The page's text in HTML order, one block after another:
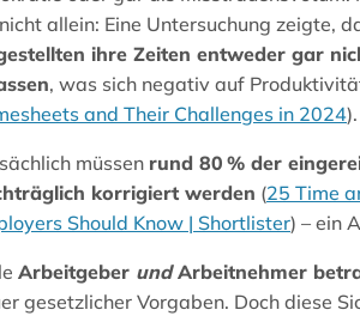
allein: Eine Untersuchung zeigte,
ihre Zeiten entweder gar
, was sich negativ auf
and Their Challenges in 2024).
müssen rund 80 % der
korrigiert werden (25 Time
Should Know | Shortlister) – ein
Arbeitgeber undArbeitnehmer
gesetzlicher Vorgaben. Doch diese